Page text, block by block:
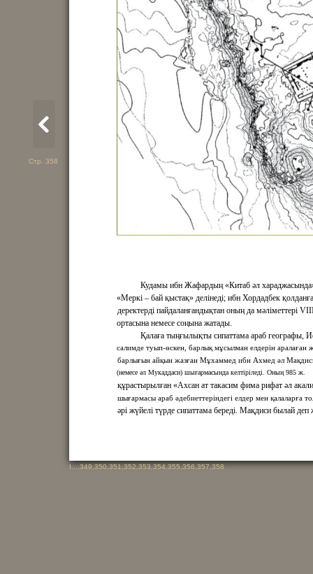
Кудамы ибн Жафардың «Китаб әл
«Меркі – бай қыстақ» делінеді; ибн Хордадбек
деректерді пайдаланғандықтан оның да мәліметтері
ортасына немесе соңына жатады.
Қалаға тыңғылықты сипаттама араб географы,
салимде туып-өскен, барлық мұсылман елдерін аралаған
барлығын айқын жазған Мұхаммед ибн Ахмед әл
(немесе әл Мукаддаси) шығармасында келтіріледі. Оның 985 ж.
құрастырылған «Ахсан ат такасим фима рифат әл
шығармасы араб әдебиеттеріндегі елдер мен қалаларға
әрі жүйелі түрде сипаттама береді. Мақдиси былай деп
Стр. 358
I...,349,350,351,352,353,354,355,356,357,358